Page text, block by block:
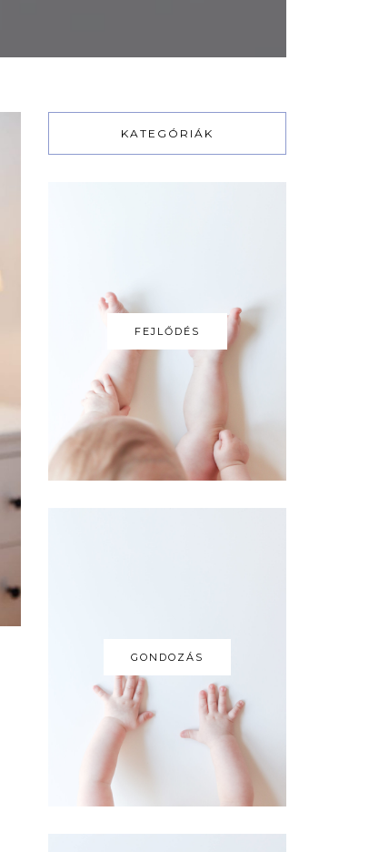
KATEGÓRIÁK
FEJLŐDÉS
GONDOZÁS